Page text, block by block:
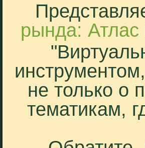
рында:
не только о
тематикам,